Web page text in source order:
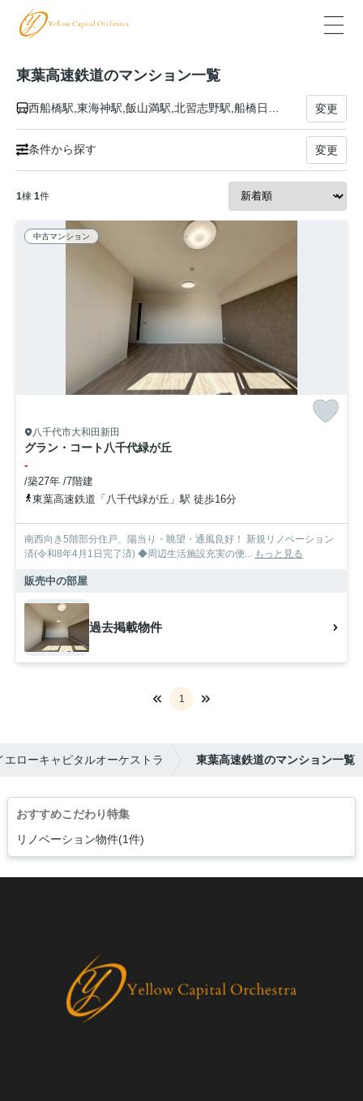
東葉高速鉄道のマンション一覧
西船橋駅,東海神駅,飯山満駅,北習志野駅,船橋日大前駅,八千代緑が丘駅,八千代中央駅,村上駅,東葉勝田台駅 変更
条件から探す 変更
1棟 1件
中古マンション
八千代市大和田新田
グラン・コート八千代緑が丘
-
/築27年 /7階建
東葉高速鉄道「八千代緑が丘」駅 徒歩16分
南西向き5階部分住戸、陽当り・眺望・通風良好！ 新規リノベーション
済(令和8年4月1日完了済) ◆周辺生活施設充実の便...
もっと見る
販売中の部屋
過去掲載物件
1
ローキャピタルオーケストラ 東葉高速鉄道のマンション一覧
おすすめこだわり特集
リノベーション物件(1件)